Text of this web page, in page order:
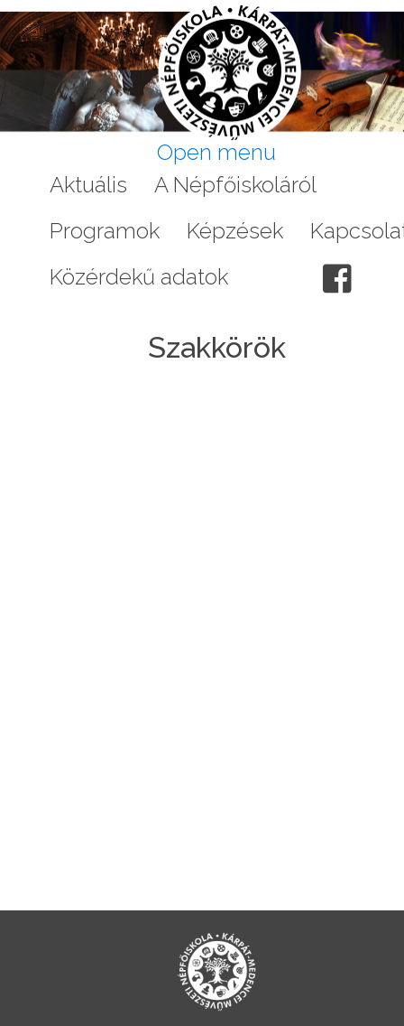
Open menu
Aktuális
A Népfőiskoláról
Programok
Képzések
Közérdekű adatok
Szakkörök